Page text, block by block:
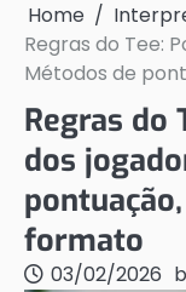
Home
Regras do Tee:
Métodos de
Regras do
dos
formato
03/02/2026